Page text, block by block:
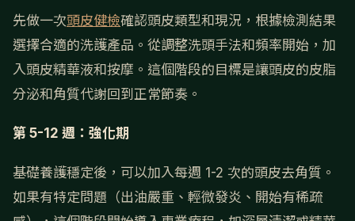
先做一次頭皮健檢確認頭皮類型和現況，根據檢測結果
選擇合適的洗護產品。從調整洗頭手法和頻率開始，加
入頭皮精華液和按摩。這個階段的目標是讓頭皮的皮脂
分泌和角質代謝回到正常節奏。
第 5-12 週：強化期
基礎養護穩定後，可以加入每週 1-2 次的頭皮去角質。
如果有特定問題（出油嚴重、輕微發炎、開始有稀疏